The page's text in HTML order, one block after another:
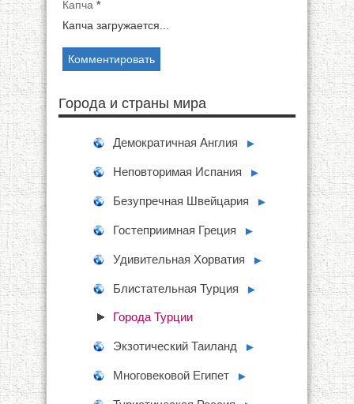
Капча *
Капча загружается...
Города и страны мира
Демократичная Англия ►
Неповторимая Испания ►
Безупречная Швейцария ►
Гостеприимная Греция ►
Удивительная Хорватия ►
Блистательная Турция ►
Города Турции
Экзотический Таиланд ►
Многовековой Египет ►